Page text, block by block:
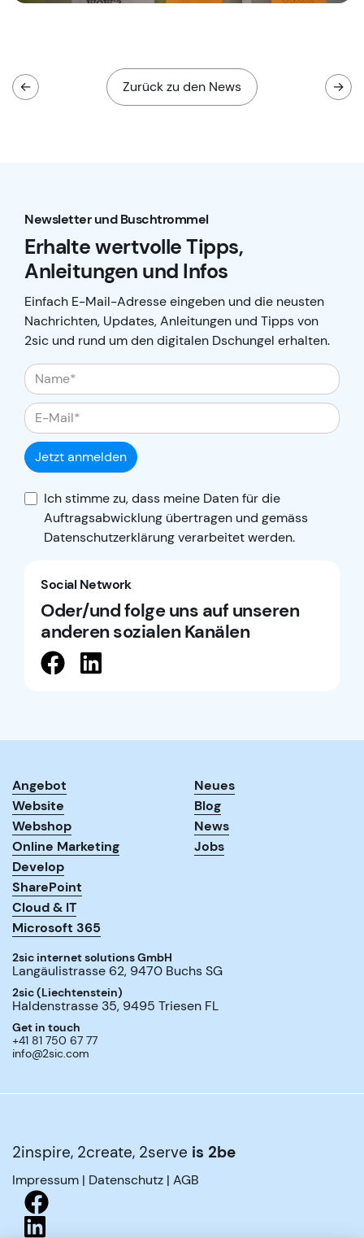
← Zurück zu den News →
Newsletter und Buschtrommel
Erhalte wertvolle Tipps,
Anleitungen und Infos
Einfach E-Mail-Adresse eingeben und die neusten
Nachrichten, Updates, Anleitungen und Tipps von
2sic und rund um den digitalen Dschungel erhalten.
Jetzt anmelden
Ich stimme zu, dass meine Daten für die
Auftragsabwicklung übertragen und gemäss
Datenschutzerklärungverarbeitet werden.
Social Network
Oder/und folge uns auf unseren
anderen sozialen Kanälen
Angebot
Website
Webshop
Online Marketing
Develop
SharePoint
Cloud & IT
Microsoft 365
Neues
Blog
News
Jobs
2sic internet solutions GmbH
Langäulistrasse 62, 9470 Buchs SG
2sic (Liechtenstein)
Haldenstrasse 35, 9495 Triesen FL
Get in touch
+41 81 750 67 77
info@2sic.com
2inspire, 2create, 2serve is 2be
Impressum | Datenschutz | AGB